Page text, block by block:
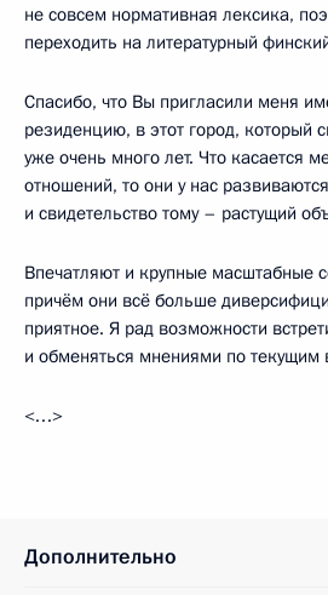
не совсем нормативная лексика,
переходить на литературный
Спасибо, что Вы пригласили меня
резиденцию, в этот город, который
уже очень много лет. Что касается
отношений, то они у нас
и свидетельство тому – растущий
Впечатляют и крупные масштабные
причём они всё больше
приятное. Я рад возможности
и обменяться мнениями по текущим
<…>
Дополнительно